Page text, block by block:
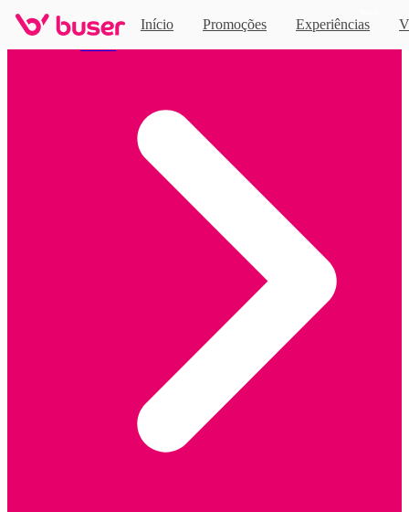
Início Promoções Experiências